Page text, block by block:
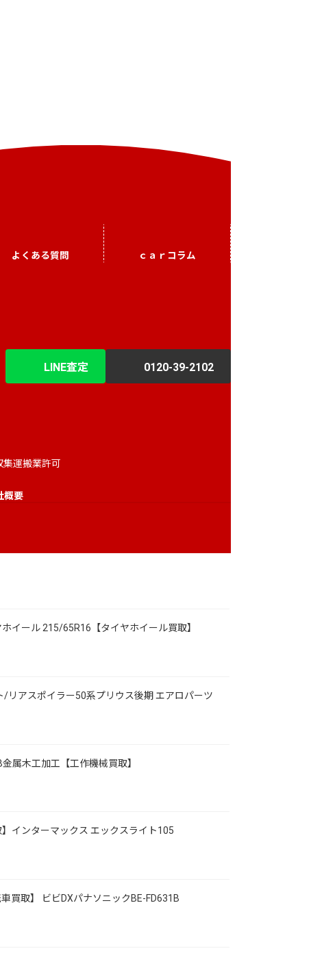
よくある質問 ｃａｒコラム
LINE査定 0120-39-2102
運搬業許可
概要
イール 215/65R16【タイヤホイール買取】
/リアスポイラー50系プリウス後期 エアロパーツ
属木工加工【工作機械買取】
】インターマックス エックスライト105
車買取】 ビビDXパナソニックBE-FD631B